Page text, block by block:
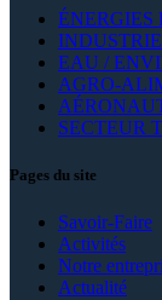
ÉNERGIES
EAU /
AGRO-
SECTEUR
Pages du site
Savoir-Faire
Activités
Notre
Actualité